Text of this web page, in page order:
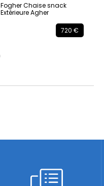
Fogher Chaise snack
Extérieure Agher
720 €